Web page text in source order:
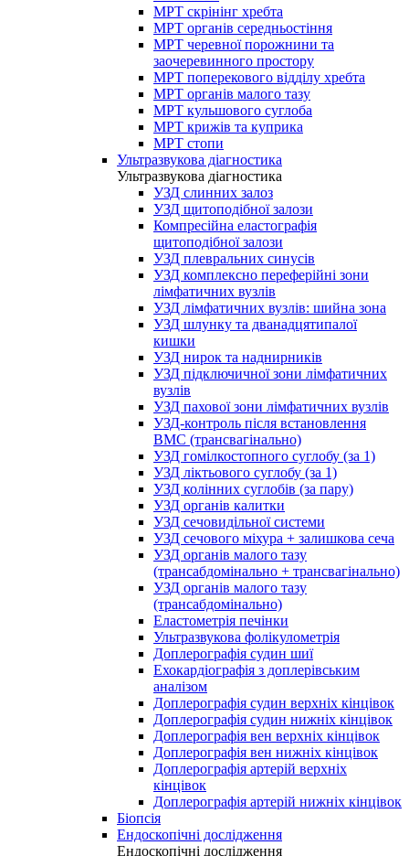
МРТ скрінінг хребта
МРТ органів середньостіння
МРТ черевної порожнини та
заочеревинного простору
МРТ поперекового відділу хребта
МРТ органів малого тазу
МРТ кульшового суглоба
МРТ крижів та куприка
МРТ стопи
Ультразвукова діагностика
Ультразвукова діагностика
УЗД слинних залоз
УЗД щитоподібної залози
Компресійна еластографія
щитоподібної залози
УЗД плевральних синусів
УЗД комплексно переферійні зони
лімфатичних вузлів
УЗД лімфатичних вузлів: шийна зона
УЗД шлунку та дванадцятипалої
кишки
УЗД нирок та наднирників
УЗД підключичної зони лімфатичних
вузлів
УЗД пахової зони лімфатичних вузлів
УЗД-контроль після встановлення
ВМС (трансвагінально)
УЗД гомілкостопного суглобу (за 1)
УЗД ліктьового суглобу (за 1)
УЗД колінних суглобів (за пару)
УЗД органів калитки
УЗД сечовидільної системи
УЗД сечового міхура + залишкова сеча
УЗД органів малого тазу
(трансабдомінально + трансвагінально)
УЗД органів малого тазу
(трансабдомінально)
Еластометрія печінки
Ультразвукова фолікулометрія
Доплерографія судин шиї
Ехокардіографія з доплерівським
аналізом
Доплерографія судин верхніх кінцівок
Доплерографія судин нижніх кінцівок
Доплерографія вен верхніх кінцівок
Доплерографія вен нижніх кінцівок
Доплерографія артерій верхніх
кінцівок
Доплерографія артерій нижніх кінцівок
Біопсія
Ендоскопічні дослідження
Ендоскопічні дослідження